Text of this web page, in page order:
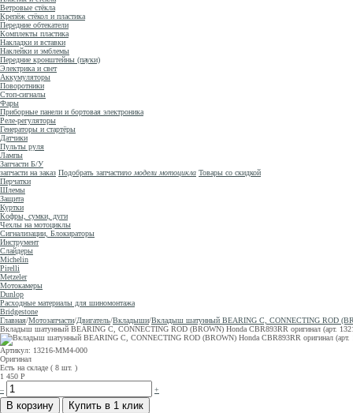
Ветровые стёкла
Крепёж стёкол и пластика
Передние обтекатели
Комплекты пластика
Накладки и вставки
Наклейки и эмблемы
Передние кронштейны (пауки)
Электрика и свет
Аккумуляторы
Поворотники
Стоп-сигналы
Фары
Приборные панели и бортовая электроника
Реле-регуляторы
Генераторы и стартёры
Датчики
Пульты руля
Лампы
Запчасти Б/У
запчасти на заказ Подобрать запчастипо модели мотоцикла Товары со скидкой
Перчатки
Шлемы
Защита
Куртки
Кофры, сумки, дуги
Чехлы на мотоциклы
Сигнализации, Блокираторы
Инструмент
Слайдеры
Michelin
Pirelli
Metzeler
Мотокамеры
Dunlop
Расходные материалы для шиномонтажа
Bridgestone
Главная/Мотозапчасти/Двигатель/Вкладыши/Вкладыш шатунный BEARING C, CONNECTING ROD
Вкладыш шатунный BEARING C, CONNECTING ROD (BROWN) Honda CBR893RR оригинал (арт.
Артикул: 13216-MM4-000
Оригинал
Есть на складе ( 8 шт. )
1 450 Р
–
+